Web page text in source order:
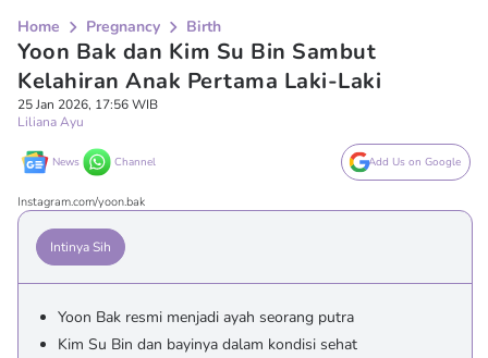
Home Pregnancy Birth
Yoon Bak dan Kim Su Bin Sambut
Kelahiran Anak Pertama Laki-Laki
25 Jan 2026, 17:56 WIB
Liliana Ayu
News Channel Add Us on Google
Instagram.com/yoon.bak
Intinya Sih
Yoon Bak resmi menjadi ayah seorang putra
Kim Su Bin dan bayinya dalam kondisi sehat